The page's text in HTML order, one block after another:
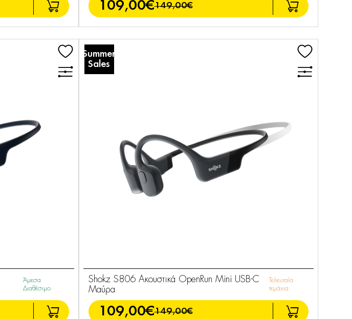
109,00€149,00€
Άμεσα
Διαθέσιμο
Summer
Sales
Shokz S806 Ακουστικά OpenRun Mini USB-C
Μαύρα
Τελευταία
τεμάχια
109,00€149,00€